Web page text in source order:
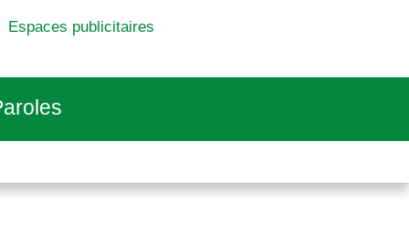
Espaces publicitaires